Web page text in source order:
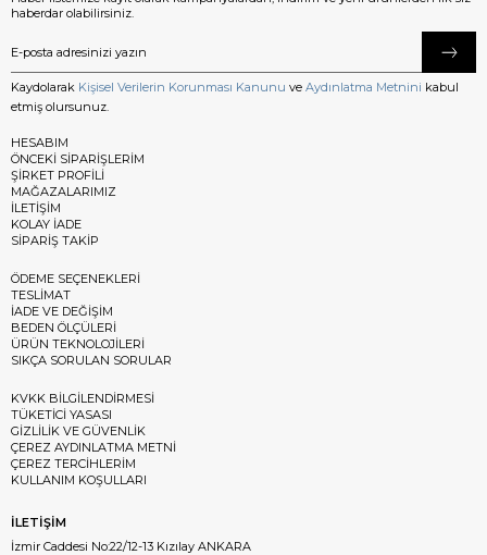
haberdar olabilirsiniz.
Kaydolarak Kişisel Verilerin Korunması Kanunu ve Aydınlatma Metnini kabul
etmiş olursunuz.
HESABIM
ÖNCEKİ SİPARİŞLERİM
ŞİRKET PROFİLİ
MAĞAZALARIMIZ
İLETİŞİM
KOLAY İADE
SİPARİŞ TAKİP
ÖDEME SEÇENEKLERİ
TESLİMAT
İADE VE DEĞİŞİM
BEDEN ÖLÇÜLERİ
ÜRÜN TEKNOLOJİLERİ
SIKÇA SORULAN SORULAR
KVKK BİLGİLENDİRMESİ
TÜKETİCİ YASASI
GİZLİLİK VE GÜVENLİK
ÇEREZ AYDINLATMA METNİ
ÇEREZ TERCİHLERİM
KULLANIM KOŞULLARI
İLETİŞİM
İzmir Caddesi No:22/12-13 Kızılay ANKARA